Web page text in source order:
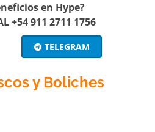
en Hype?
+54 911 2711 1756
TELEGRAM
y Boliches